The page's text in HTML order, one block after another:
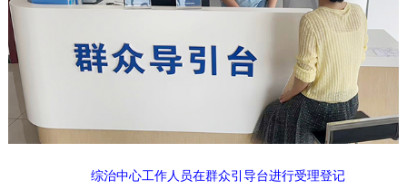
综治中心工作人员在群众引导台进行受理登记